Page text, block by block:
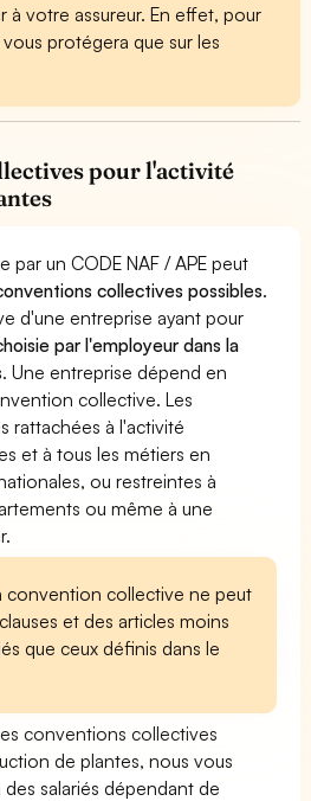
à votre assureur. En effet, pour
protégera que sur les
pour l'activité
par un CODE NAF / APE peut
collectives possibles.
d'une entreprise ayant pour
par l'employeur dans la
. Une entreprise dépend en
collective. Les
rattachées à l'activité
et à tous les métiers en
ou restreintes à
ou même à une
convention collective ne peut
et des articles moins
que ceux définis dans le
conventions collectives
de plantes, nous vous
salariés dépendant de